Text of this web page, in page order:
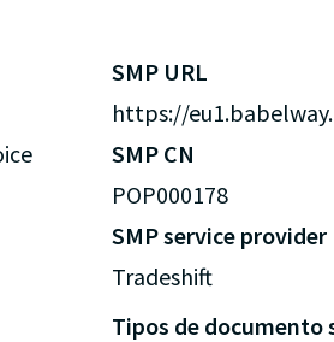
SMP URL
https://
SMP CN
POP000178
SMP service provider
Tradeshift
Tipos de documento